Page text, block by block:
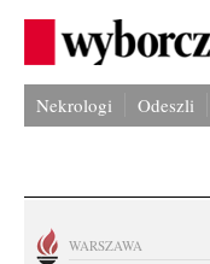
Nekrologi Odeszli
WARSZAWA